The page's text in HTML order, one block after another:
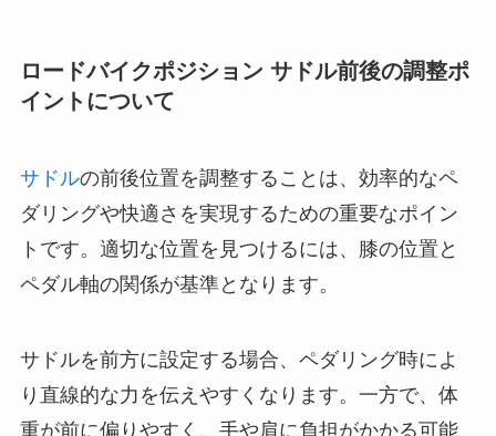
ロードバイクポジション サドル前後の調整ポ
イントについて
サドルの前後位置を調整することは、効率的なペ
ダリングや快適さを実現するための重要なポイン
トです。適切な位置を見つけるには、膝の位置と
ペダル軸の関係が基準となります。
サドルを前方に設定する場合、ペダリング時によ
り直線的な力を伝えやすくなります。一方で、体
重が前に偏りやすく、手や肩に負担がかかる可能